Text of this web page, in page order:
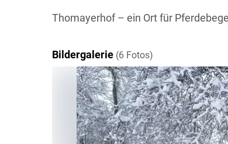
Thomayerhof – ein Ort für
Bildergalerie (6 Fotos)